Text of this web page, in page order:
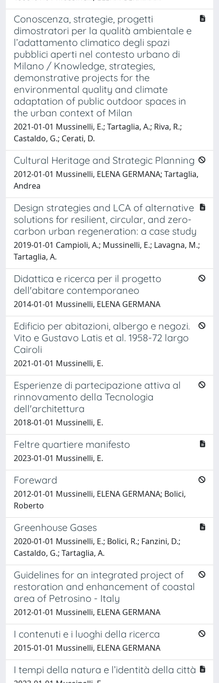
Conoscenza, strategie, progetti
dimostratori per la qualità ambientale e
l’adattamento climatico degli spazi
pubblici aperti nel contesto urbano di
Milano / Knowledge, strategies,
demonstrative projects for the
environmental quality and climate
adaptation of public outdoor spaces in
the urban context of Milan
2021-01-01 Mussinelli, E.; Tartaglia, A.; Riva, R.;
Castaldo, G.; Cerati, D.
Cultural Heritage and Strategic Planning
2012-01-01 Mussinelli, ELENA GERMANA; Tartaglia,
Andrea
Design strategies and LCA of alternative
solutions for resilient, circular, and zero-
carbon urban regeneration: a case study
2019-01-01 Campioli, A.; Mussinelli, E.; Lavagna, M.;
Tartaglia, A.
Didattica e ricerca per il progetto
dell'abitare contemporaneo
2014-01-01 Mussinelli, ELENA GERMANA
Edificio per abitazioni, albergo e negozi.
Vito e Gustavo Latis et al. 1958-72 largo
Cairoli
2021-01-01 Mussinelli, E.
Esperienze di partecipazione attiva al
rinnovamento della Tecnologia
dell'architettura
2018-01-01 Mussinelli, E.
Feltre quartiere manifesto
2023-01-01 Mussinelli, E.
Foreward
2012-01-01 Mussinelli, ELENA GERMANA; Bolici,
Roberto
Greenhouse Gases
2020-01-01 Mussinelli, E.; Bolici, R.; Fanzini, D.;
Castaldo, G.; Tartaglia, A.
Guidelines for an integrated project of
restoration and enhancement of coastal
area of Petrosino - Italy
2012-01-01 Mussinelli, ELENA GERMANA
I contenuti e i luoghi della ricerca
2015-01-01 Mussinelli, ELENA GERMANA
I tempi della natura e l’identità della città